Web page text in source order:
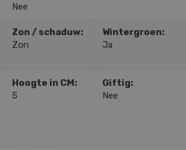
Nee
Zon / schaduw:
Zon
Wintergroen:
Ja
Hoogte in CM:
5
Giftig:
Nee